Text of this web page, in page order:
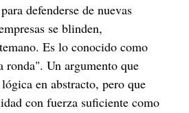
defenderse de nuevas
se blinden,
Es lo conocido como
ronda". Un argumento que
en abstracto, pero que
con fuerza suficiente como